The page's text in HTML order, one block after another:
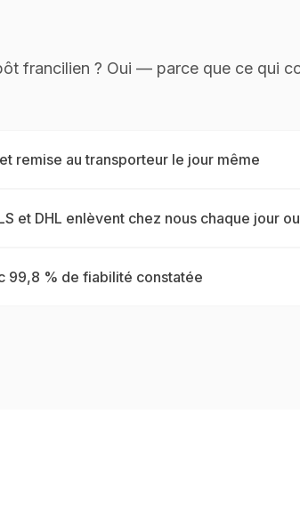
francilien ? Oui — parce que ce qui
remise au transporteur le jour même
et DHL enlèvent chez nous chaque jour
99,8 % de fiabilité constatée